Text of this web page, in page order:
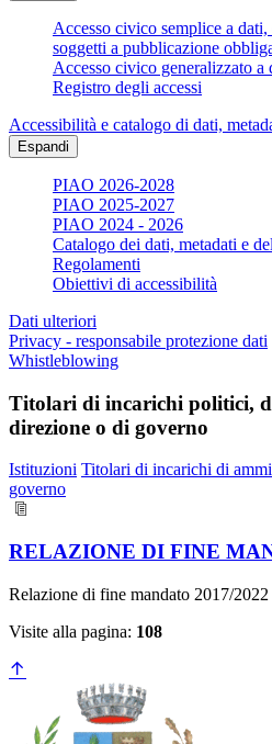
Accesso civico semplice a
soggetti a pubblicazione
Accesso civico generalizzato
Registro degli accessi
Accessibilità e catalogo di dati,
Espandi
PIAO 2026-2028
PIAO 2025-2027
PIAO 2024 - 2026
Catalogo dei dati, metadati e
Regolamenti
Obiettivi di accessibilità
Dati ulteriori
Privacy - responsabile protezione dati
Whistleblowing
Titolari di incarichi politici,
direzione o di governo
Istituzioni Titolari di incarichi di
governo
RELAZIONE DI FINE
Relazione di fine mandato 2017/2022
Visite alla pagina: 108